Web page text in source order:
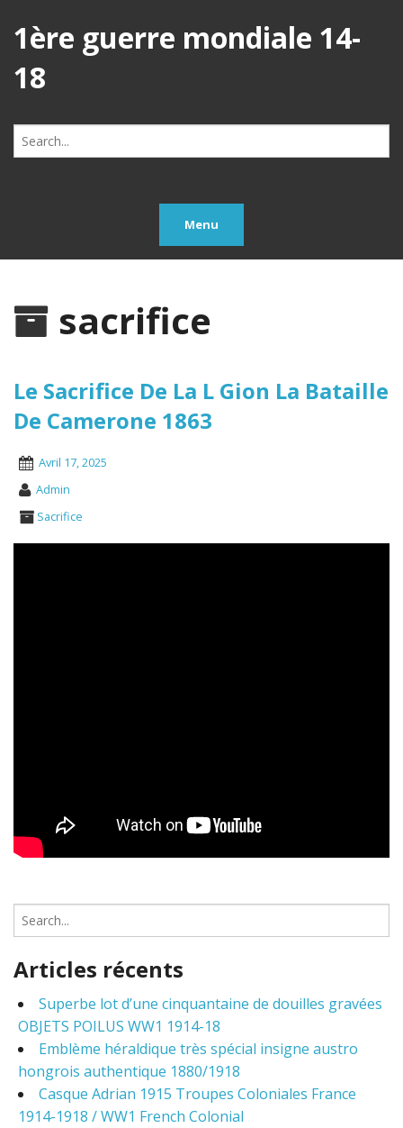
1ère guerre mondiale 14-
18
Search
for:
Menu
sacrifice
Le Sacrifice De La L Gion La Bataille
De Camerone 1863
Avril 17, 2025
Admin
Sacrifice
e
r
h
o
Articles récents
Superbe lot d’une cinquantaine de douilles gravées
OBJETS POILUS WW1 1914-18
Emblème héraldique très spécial insigne austro
hongrois authentique 1880/1918
Casque Adrian 1915 Troupes Coloniales France
1914-1918 / WW1 French Colonial